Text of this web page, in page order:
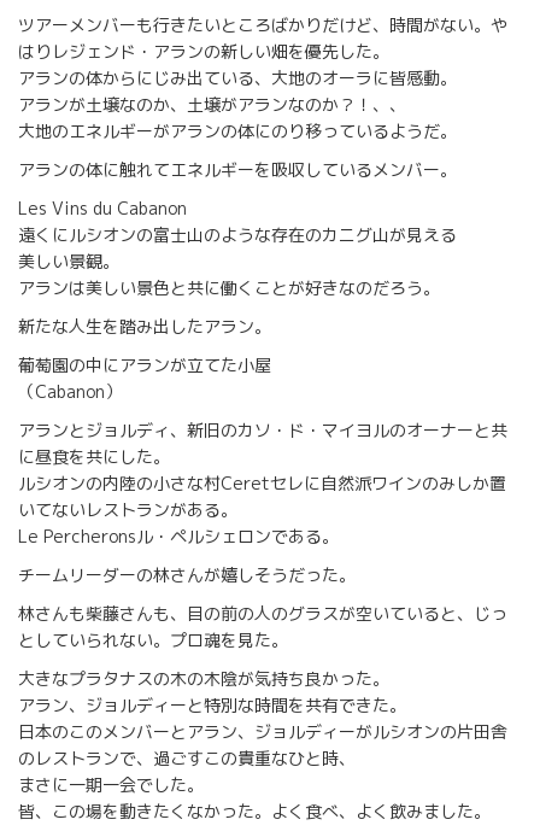
ツアーメンバーも行きたいところばかりだけど、時間がない。や
はりレジェンド・アランの新しい畑を優先した。
アランの体からにじみ出ている、大地のオーラに皆感動。
アランが土壌なのか、土壌がアランなのか？！、、
大地のエネルギーがアランの体にのり移っているようだ。
アランの体に触れてエネルギーを吸収しているメンバー。
Les Vins du Cabanon
遠くにルシオンの富士山のような存在のカニグ山が見える
美しい景観。
アランは美しい景色と共に働くことが好きなのだろう。
新たな人生を踏み出したアラン。
葡萄園の中にアランが立てた小屋
（Cabanon）
アランとジョルディ、新旧のカソ・ド・マイヨルのオーナーと共
に昼食を共にした。
ルシオンの内陸の小さな村Ceretセレに自然派ワインのみしか置
いてないレストランがある。
Le Percheronsル・ペルシェロンである。
チームリーダーの林さんが嬉しそうだった。
林さんも柴藤さんも、目の前の人のグラスが空いていると、じっ
としていられない。プロ魂を見た。
大きなプラタナスの木の木陰が気持ち良かった。
アラン、ジョルディーと特別な時間を共有できた。
日本のこのメンバーとアラン、ジョルディーがルシオンの片田舎
のレストランで、過ごすこの貴重なひと時、
まさに一期一会でした。
皆、この場を動きたくなかった。よく食べ、よく飲みました。